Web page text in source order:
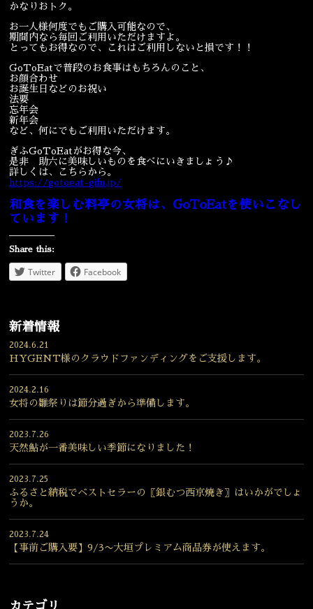
かなりおトク。
お一人様何度でもご購入可能なので、
期間内なら毎回ご利用いただけますよ。
とってもお得なので、これはご利用しないと損です！！
GoToEatで普段のお食事はもちろんのこと、
お顔合わせ
お誕生日などのお祝い
法要
忘年会
新年会
など、何にでもご利用いただけます。
ぎふGoToEatがお得な今、
是非 助六に美味しいものを食べにいきましょう♪
詳しくは、こちらから。
https://gotoeat-gifu.jp/
和食を楽しむ料亭の女将は、GoToEatを使いこなし
ています！
Share this:
Twitter Facebook
新着情報
2024.6.21
HYGENT様のクラウドファンディングをご支援します。
2024.2.16
女将の雛祭りは節分過ぎから準備します。
2023.7.26
天然鮎が一番美味しい季節になりました！
2023.7.25
ふるさと納税でベストセラーの〖銀むつ西京焼き〗はいかがでしょ
うか。
2023.7.24
【事前ご購入要】9/3〜大垣プレミアム商品券が使えます。
カテゴリ